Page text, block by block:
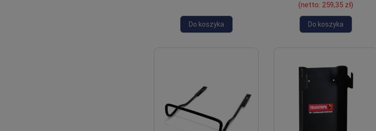
Do koszyka
(netto:259,35 zł)
Do koszyka